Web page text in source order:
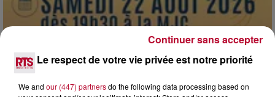
Le respect de votre vie privée est notre priorité
We and our (447) partnersdo the following data processing based on
Continuer sans accepter